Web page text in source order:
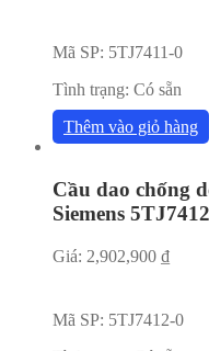
Mã SP: 5TJ7411-0
Tình trạng: Có sẵn
Thêm vào giỏ hàng
Cầu dao chống
Siemens
Giá: 2,902,900 ₫
Mã SP: 5TJ7412-0